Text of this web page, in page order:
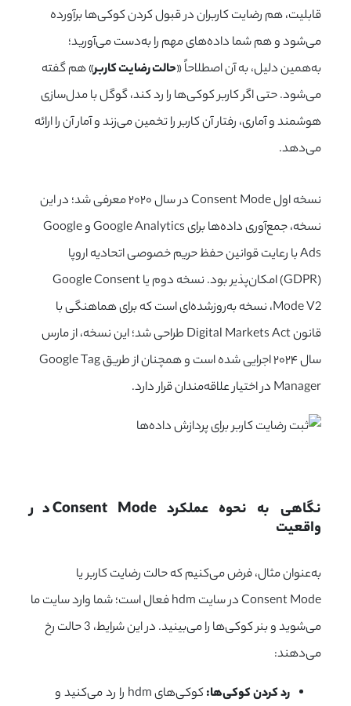
قابلیت، هم رضایت کاربران در قبول کردن کوکی‌ها برآورده
می‌شود و هم شما داده‌های مهم را به‌دست می‌آورید؛
به‌همین دلیل، به آن اصطلاحاً «حالت رضایت کاربر» هم گفته
می‌شود. حتی اگر کاربر کوکی‌ها را رد کند، گوگل با مدل‌سازی
هوشمند و آماری، رفتار آن کاربر را تخمین می‌زند و آمار آن را ارائه
می‌دهد.
نسخه اول Consent Mode در سال ۲۰۲۰ معرفی شد؛ در این
نسخه، جمع‌آوری داده‌ها برای Google Analytics و Google
Ads با رعایت قوانین حفظ حریم خصوصی اتحادیه اروپا
(GDPR) امکان‌پذیر بود. نسخه دوم یا Google Consent
Mode V2، نسخه به‌روزشده‌ای است که برای هماهنگی با
قانون Digital Markets Act طراحی شد؛ این نسخه، از مارس
سال ۲۰۲۴ اجرایی شده است و همچنان از طریق
Google Tag
Manager در اختیار علاقه‌مندان قرار دارد.
نگاهی به نحوه عملکرد Consent Mode در
واقعیت
به‌عنوان مثال، فرض می‌کنیم که حالت رضایت کاربر یا
Consent Modeدر سایت hdmفعال است؛ شما وارد سایت ما
می‌شوید و بنر کوکی‌ها را می‌بینید. در این شرایط، 3 حالت رخ
می‌دهند:
رد کردن کوکی‌ها:کوکی‌هایhdm را رد می‌کنید و